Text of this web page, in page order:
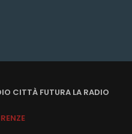
CITTÀ FUTURA LA RADIO